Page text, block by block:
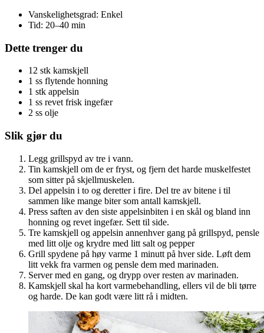
Vanskelighetsgrad: Enkel
Tid: 20–40 min
Dette trenger du
12 stk kamskjell
1 ss flytende honning
1 stk appelsin
1 ss revet frisk ingefær
2 ss olje
Slik gjør du
Legg grillspyd av tre i vann.
Tin kamskjell om de er fryst, og fjern det harde muskelfestet
som sitter på skjellmuskelen.
Del appelsin i to og deretter i fire. Del tre av bitene i til
sammen like mange biter som antall kamskjell.
Press saften av den siste appelsinbiten i en skål og bland inn
honning og revet ingefær. Sett til side.
Tre kamskjell og appelsin annenhver gang på grillspyd, pensle
med litt olje og krydre med litt salt og pepper
Grill spydene på høy varme 1 minutt på hver side. Løft dem
litt vekk fra varmen og pensle dem med marinaden.
Server med en gang, og drypp over resten av marinaden.
Kamskjell skal ha kort varmebehandling, ellers vil de bli tørre
og harde. De kan godt være litt rå i midten.